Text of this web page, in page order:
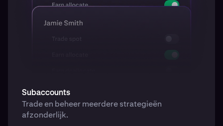
Subaccounts
Trade en beheer meerdere strategieën
afzonderlijk.